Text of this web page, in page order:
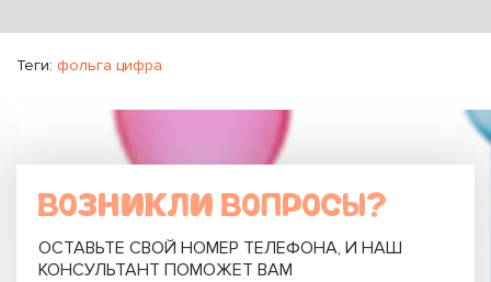
Теги: фольга цифра
ВОЗНИКЛИ ВОПРОСЫ?
ОСТАВЬТЕ СВОЙ НОМЕР ТЕЛЕФОНА, И НАШ
КОНСУЛЬТАНТ ПОМОЖЕТ ВАМ